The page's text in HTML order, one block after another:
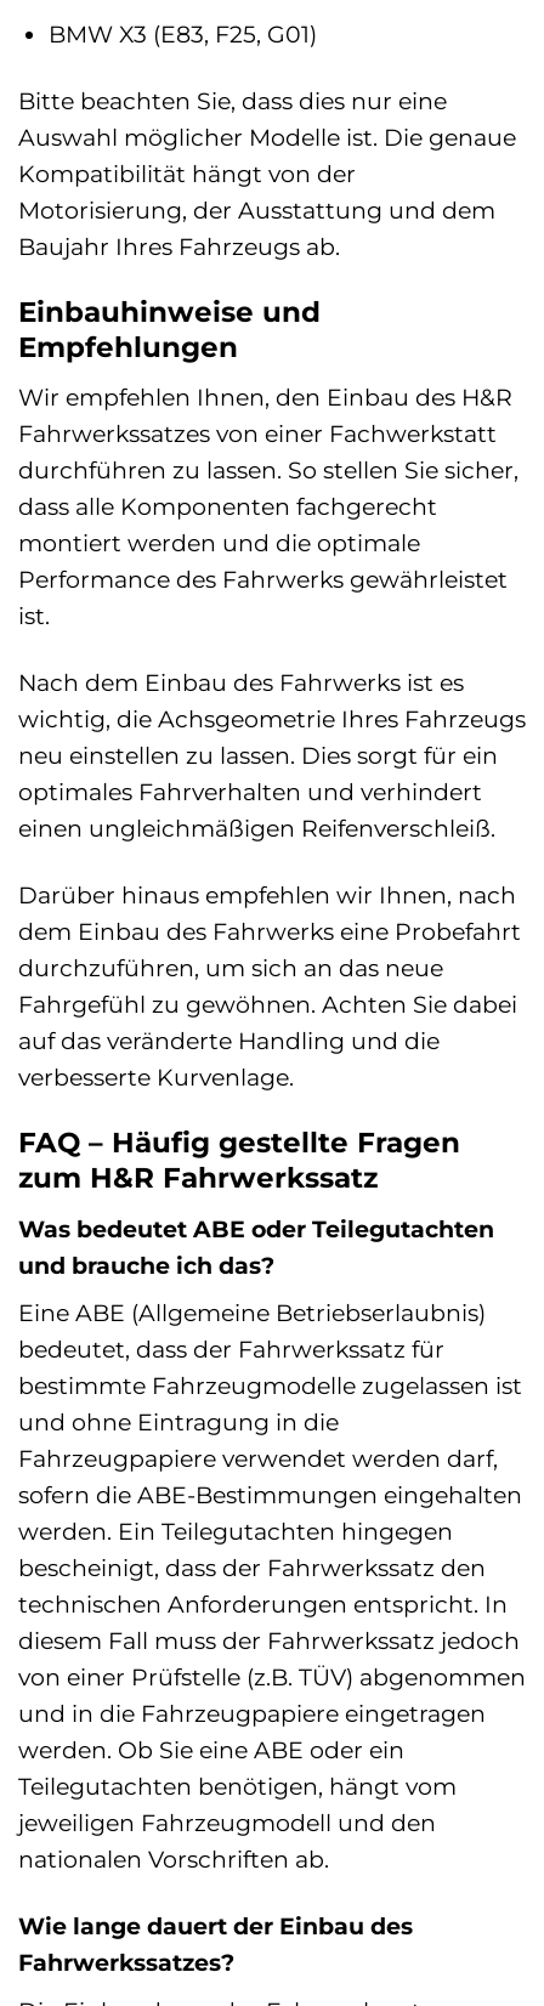
BMW X3 (E83, F25, G01)
Bitte beachten Sie, dass dies nur eine
Auswahl möglicher Modelle ist. Die genaue
Kompatibilität hängt von der
Motorisierung, der Ausstattung und dem
Baujahr Ihres Fahrzeugs ab.
Einbauhinweise und
Empfehlungen
Wir empfehlen Ihnen, den Einbau des H&R
Fahrwerkssatzes von einer Fachwerkstatt
durchführen zu lassen. So stellen Sie sicher,
dass alle Komponenten fachgerecht
montiert werden und die optimale
Performance des Fahrwerks gewährleistet
ist.
Nach dem Einbau des Fahrwerks ist es
wichtig, die Achsgeometrie Ihres Fahrzeugs
neu einstellen zu lassen. Dies sorgt für ein
optimales Fahrverhalten und verhindert
einen ungleichmäßigen Reifenverschleiß.
Darüber hinaus empfehlen wir Ihnen, nach
dem Einbau des Fahrwerks eine Probefahrt
durchzuführen, um sich an das neue
Fahrgefühl zu gewöhnen. Achten Sie dabei
auf das veränderte Handling und die
verbesserte Kurvenlage.
FAQ – Häufig gestellte Fragen
zum H&R Fahrwerkssatz
Was bedeutet ABE oder Teilegutachten
und brauche ich das?
Eine ABE (Allgemeine Betriebserlaubnis)
bedeutet, dass der Fahrwerkssatz für
bestimmte Fahrzeugmodelle zugelassen ist
und ohne Eintragung in die
Fahrzeugpapiere verwendet werden darf,
sofern die ABE-Bestimmungen eingehalten
werden. Ein Teilegutachten hingegen
bescheinigt, dass der Fahrwerkssatz den
technischen Anforderungen entspricht. In
diesem Fall muss der Fahrwerkssatz jedoch
von einer Prüfstelle (z.B. TÜV) abgenommen
und in die Fahrzeugpapiere eingetragen
werden. Ob Sie eine ABE oder ein
Teilegutachten benötigen, hängt vom
jeweiligen Fahrzeugmodell und den
nationalen Vorschriften ab.
Wie lange dauert der Einbau des
Fahrwerkssatzes?